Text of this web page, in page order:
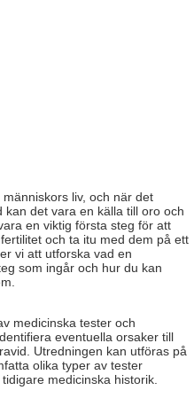
liv, och när det
det vara en källa till oro och
en viktig första steg för att
och ta itu med dem på ett
vi att utforska vad en
som ingår och hur du kan
medicinska tester och
eventuella orsaker till
Utredningen kan utföras på
olika typer av tester
medicinska historik.